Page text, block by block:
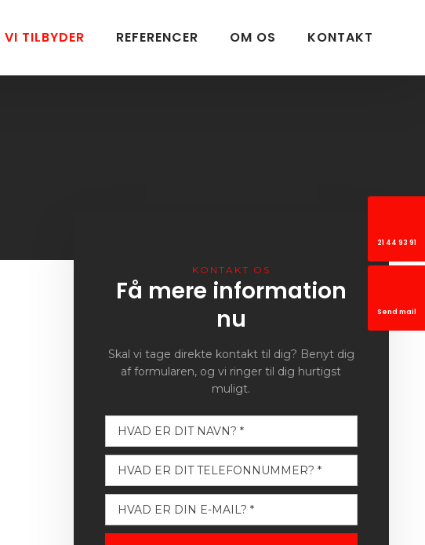
VI TILBYDER REFERENCER OM OS KONTAKT
KONTAKT OS​
Få mere information
nu
Skal vi tage direkte kontakt til dig? Benyt dig
af formularen, og vi ringer til dig hurtigst
muligt.
21 44 93 91
Send mail